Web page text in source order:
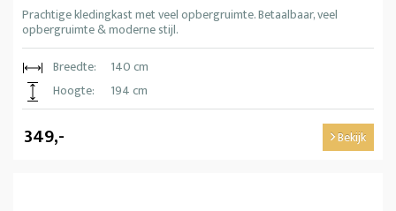
Prachtige kledingkast met veel opbergruimte. Betaalbaar, veel
opbergruimte & moderne stijl.
Breedte:
140 cm
Hoogte:
194 cm
349,- Bekijk